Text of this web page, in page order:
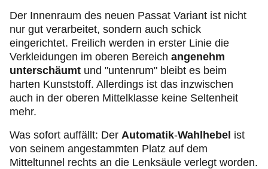
Der Innenraum des neuen Passat Variant ist nicht
nur gut verarbeitet, sondern auch schick
eingerichtet. Freilich werden in erster Linie die
Verkleidungen im oberen Bereich angenehm
unterschäumt und "untenrum" bleibt es beim
harten Kunststoff. Allerdings ist das inzwischen
auch in der oberen Mittelklasse keine Seltenheit
mehr.
Was sofort auffällt: Der Automatik-Wahlhebel ist
von seinem angestammten Platz auf dem
Mitteltunnel rechts an die Lenksäule verlegt worden.